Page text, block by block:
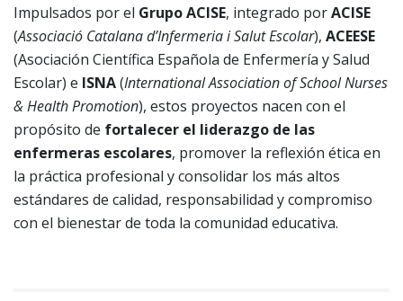
Impulsados por el Grupo ACISE, integrado porACISE
(Associació Catalana d’Infermeria i Salut Escolar), ACEESE
(Asociación Científica Española de Enfermería y Salud
Escolar) e ISNA(International Association of School Nurses
& Health Promotion), estos proyectos nacen con el
propósito de fortalecer el liderazgo de las
enfermeras escolares, promover la reflexión ética en
la práctica profesional y consolidar los más altos
estándares de calidad, responsabilidad y compromiso
con el bienestar de toda la comunidad educativa.